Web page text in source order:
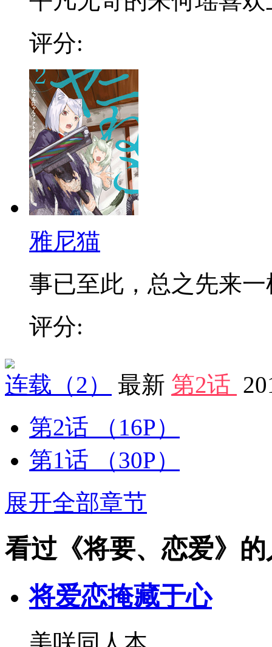
评分:
雅尼猫
事已至此，总之先来一
评分:
连载 （2） 最新 第2话
第2话
（16P）
第1话
（30P）
展开全部章节
看过《将要、恋爱》
将爱恋掩藏于心